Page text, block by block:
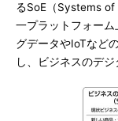
るSoE（Systems
一プラットフォー
グデータやIoTなど
し、ビジネスのデジ